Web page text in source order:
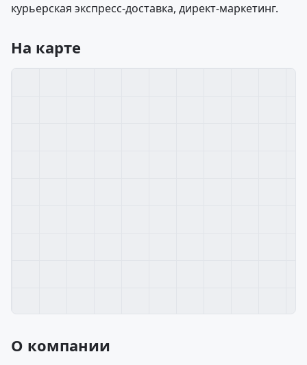
курьерская экспресс-доставка, директ-маркетинг.
На карте
О компании